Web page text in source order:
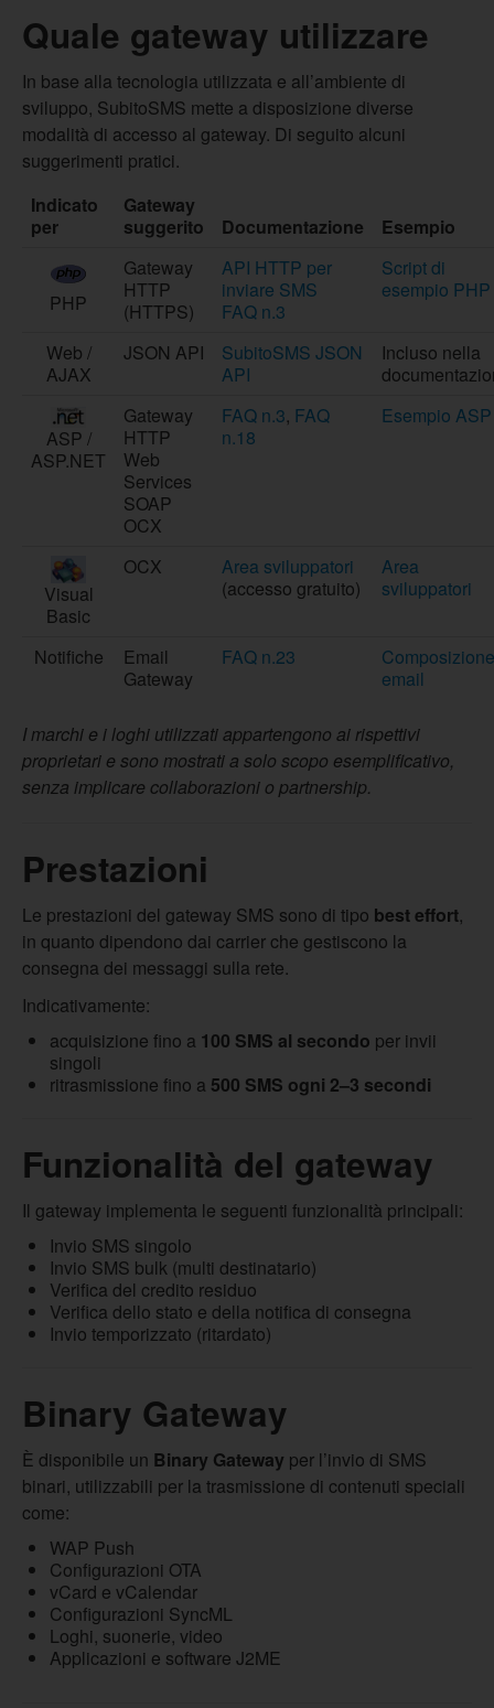
Quale gateway utilizzare
In base alla tecnologia utilizzata e all’ambiente di
sviluppo, SubitoSMS mette a disposizione diverse
modalità di accesso al gateway. Di seguito alcuni
suggerimenti pratici.
Indicato
per
Gateway
suggerito
Documentazione Esempio
PHP
Gateway
HTTP
(HTTPS)
API HTTP per
inviare SMS
FAQ n.3
Script di
esempio PHP
Web /
AJAX
JSON API
SubitoSMS JSON
API
Incluso nella
ASP /
ASP.NET
Gateway
HTTP
Web
Services
SOAP
OCX
FAQ n.3, FAQ
n.18
Esempio ASP
Visual
Basic
OCX
Area sviluppatori
(accesso gratuito)
Area
sviluppatori
Notifiche
Email
Gateway
FAQ n.23
Composizione
email
I marchi e i loghi utilizzati appartengono ai rispettivi
proprietari e sono mostrati a solo scopo esemplificativo,
senza implicare collaborazioni o partnership.
Prestazioni
Le prestazioni del gateway SMS sono di tipo best effort,
in quanto dipendono dai carrier che gestiscono la
consegna dei messaggi sulla rete.
Indicativamente:
acquisizione fino a 100 SMS al secondo per invii
singoli
ritrasmissione fino a 500 SMS ogni 2–3 secondi
Funzionalità del gateway
Il gateway implementa le seguenti funzionalità principali:
Invio SMS singolo
Invio SMS bulk (multi destinatario)
Verifica del credito residuo
Verifica dello stato e della notifica di consegna
Invio temporizzato (ritardato)
Binary Gateway
È disponibile un Binary Gateway per l’invio di SMS
binari, utilizzabili per la trasmissione di contenuti speciali
come:
WAP Push
Configurazioni OTA
vCard e vCalendar
Configurazioni SyncML
Loghi, suonerie, video
Applicazioni e software J2ME